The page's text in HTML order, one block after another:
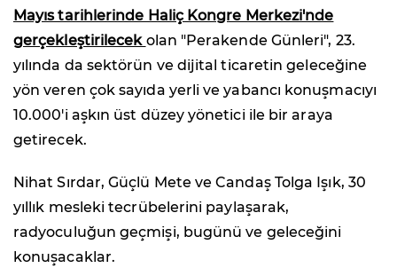
Mayıs tarihlerinde Haliç Kongre Merkezi'nde
gerçekleştirilecek olan "Perakende Günleri", 23.
yılında da sektörün ve dijital ticaretin geleceğine
yön veren çok sayıda yerli ve yabancı konuşmacıyı
10.000'i aşkın üst düzey yönetici ile bir araya
getirecek.
Nihat Sırdar, Güçlü Mete ve Candaş Tolga Işık, 30
yıllık mesleki tecrübelerini paylaşarak,
radyoculuğun geçmişi, bugünü ve geleceğini
konuşacaklar.